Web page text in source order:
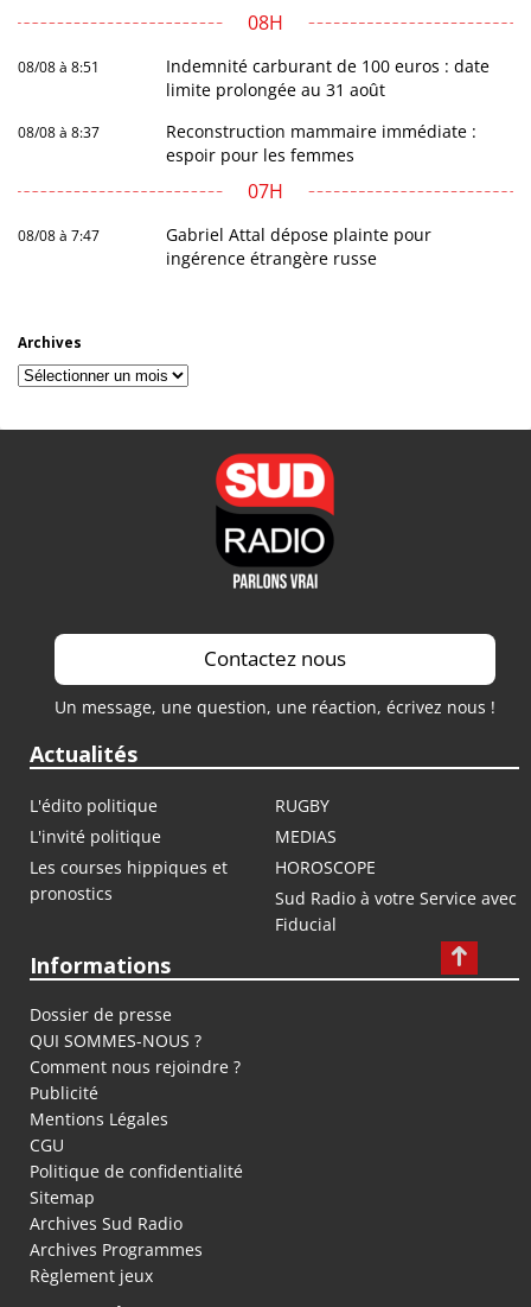
08H
08/08 à 8:51
Indemnité carburant de 100 euros : date
limite prolongée au 31 août
08/08 à 8:37
Reconstruction mammaire immédiate :
espoir pour les femmes
07H
08/08 à 7:47
Gabriel Attal dépose plainte pour
ingérence étrangère russe
Archives
Archives
Contactez nous
Un message, une question, une réaction, écrivez nous !
Actualités
L'édito politique
RUGBY
L'invité politique
MEDIAS
Les courses hippiques et
pronostics
HOROSCOPE
Sud Radio à votre Service avec
Fiducial
Informations
Dossier de presse
QUI SOMMES-NOUS ?
Comment nous rejoindre ?
Publicité
Mentions Légales
CGU
Politique de confidentialité
Sitemap
Archives Sud Radio
Archives Programmes
Règlement jeux